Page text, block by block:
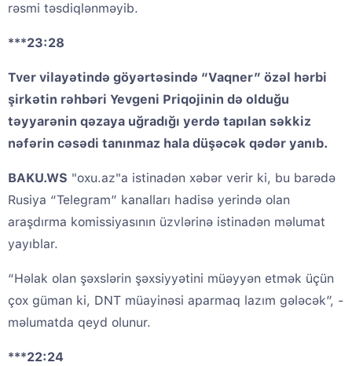
rəsmi təsdiqlənməyib.
***23:28
Tver vilayətində göyərtəsində “Vaqner” özəl hərbi
şirkətin rəhbəri Yevgeni Priqojinin də olduğu
təyyarənin qəzaya uğradığı yerdə tapılan səkkiz
nəfərin cəsədi tanınmaz hala düşəcək qədər yanıb.
BAKU.WS "oxu.az"a istinadən xəbər verir ki, bu barədə
Rusiya “Telegram” kanalları hadisə yerində olan
araşdırma komissiyasının üzvlərinə istinadən məlumat
yayıblar.
“Həlak olan şəxslərin şəxsiyyətini müəyyən etmək üçün
çox güman ki, DNT müayinəsi aparmaq lazım gələcək”, -
məlumatda qeyd olunur.
***22:24